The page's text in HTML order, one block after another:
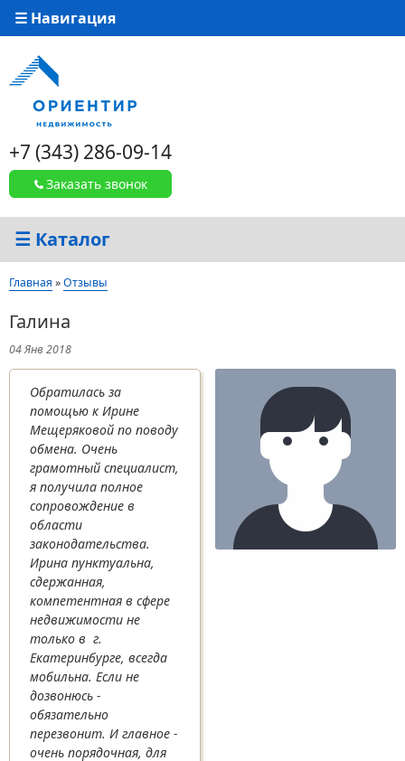
☰ Навигация
+7 (343) 286-09-14
Заказать звонок
☰ Каталог
Вы здесь
Главная »Отзывы
Галина
04 Янв 2018
Обратилась за
помощью к Ирине
Мещеряковой по поводу
обмена. Очень
грамотный специалист,
я получила полное
сопровождение в
области
законодательства.
Ирина пунктуальна,
сдержанная,
компетентная в сфере
недвижимости не
только в г.
Екатеринбурге, всегда
мобильна. Если не
дозвонюсь -
обязательно
перезвонит. И главное -
очень порядочная, для